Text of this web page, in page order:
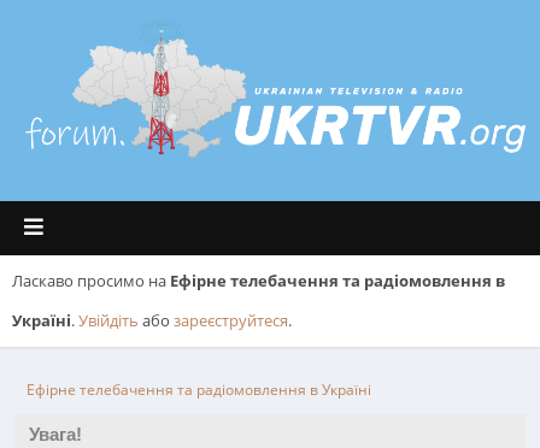
Ласкаво просимо на Ефірне телебачення та радіомовлення в
Україні.Увійдіть або зареєструйтеся.
Ефірне телебачення та радіомовлення в Україні
Увага!